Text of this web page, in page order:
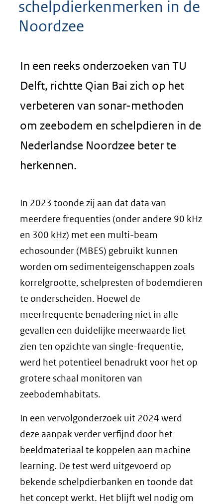
schelpdierkenmerken in de
Noordzee
In een reeks onderzoeken van TU
Delft, richtte Qian Bai zich op het
verbeteren van sonar-methoden
om zeebodem en schelpdieren in de
Nederlandse Noordzee beter te
herkennen.
In 2023 toonde zij aan dat data van
meerdere frequenties (onder andere 90 kHz
en 300 kHz) met een multi-beam
echosounder (MBES) gebruikt kunnen
worden om sedimenteigenschappen zoals
korrelgrootte, schelpresten of bodemdieren
te onderscheiden. Hoewel de
meerfrequente benadering niet in alle
gevallen een duidelijke meerwaarde liet
zien ten opzichte van single-frequentie,
werd het potentieel benadrukt voor het op
grotere schaal monitoren van
zeebodemhabitats.
In een vervolgonderzoek uit 2024 werd
deze aanpak verder verfijnd door het
beeldmateriaal te koppelen aan machine
learning. De test werd uitgevoerd op
bekende schelpdierbanken en toonde dat
het concept werkt. Het blijft wel nodig om